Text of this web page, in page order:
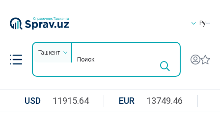
Ру
Ташкент
USD 11915.64 EUR 13749.46